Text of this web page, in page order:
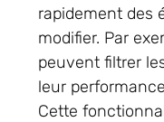
rapidement des
modifier. Par
peuvent filtrer
leur
Cette